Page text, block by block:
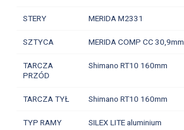
STERY MERIDA M2331
SZTYCA MERIDA COMP CC 30,9mm
TARCZA
PRZÓD
Shimano RT10 160mm
TARCZA TYŁ Shimano RT10 160mm
TYP RAMY SILEX LITE aluminium